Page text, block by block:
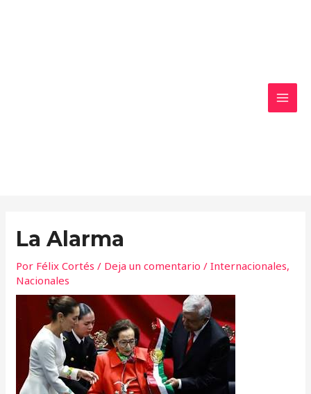
La Alarma
Por Félix Cortés/ Deja un comentario /Internacionales,
Nacionales